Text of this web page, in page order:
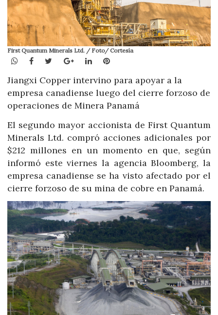
First Quantum Minerals Ltd. / Foto/ Cortesía
WhatsApp
Facebook
TwitterGoogle+LinkedInPinterest
Jiangxi Copper intervino para apoyar a la
empresa canadiense luego del cierre forzoso de
operaciones de Minera Panamá
El segundo mayor accionista de First Quantum
Minerals Ltd. compró acciones adicionales por
$212 millones en un momento en que, según
informó este viernes la agencia Bloomberg, la
empresa canadiense se ha visto afectado por el
cierre forzoso de su mina de cobre en Panamá.